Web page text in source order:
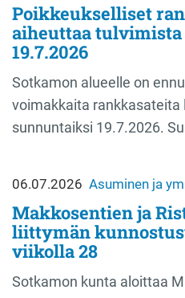
Poikkeukselliset
aiheuttaa tulvimista
19.7.2026
Sotkamon alueelle on
voimakkaita rankkasateita
sunnuntaiksi 19.7.2026.
06.07.2026 Asuminen ja
Makkosentien ja
liittymän
viikolla 28
Sotkamon kunta aloittaa